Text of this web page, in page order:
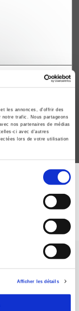
les annonces, d'offrir des
trafic. Nous partageons
nos partenaires de médias
ci avec d'autres
lors de votre utilisation
Afficher les détails
role: to publish